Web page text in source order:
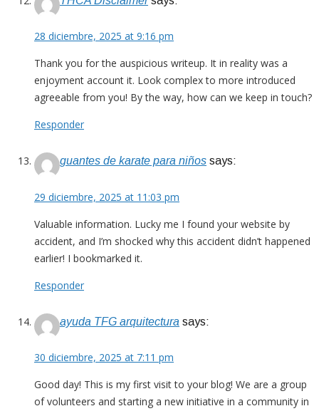
28 diciembre, 2025 at 9:16 pm
Thank you for the auspicious writeup. It in reality was a
enjoyment account it. Look complex to more introduced
agreeable from you! By the way, how can we keep in touch?
Responder
guantes de karate para niños says:
29 diciembre, 2025 at 11:03 pm
Valuable information. Lucky me I found your website by
accident, and I’m shocked why this accident didn’t happened
earlier! I bookmarked it.
Responder
ayuda TFG arquitectura says:
30 diciembre, 2025 at 7:11 pm
Good day! This is my first visit to your blog! We are a group
of volunteers and starting a new initiative in a community in